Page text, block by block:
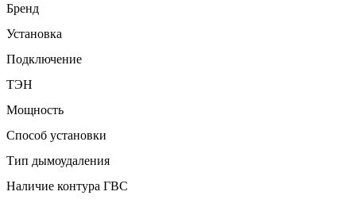
Бренд
Установка
Подключение
ТЭН
Мощность
Способ установки
Тип дымоудаления
Наличие контура ГВС